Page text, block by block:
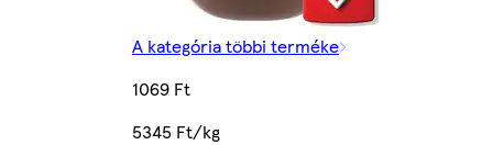
A kategória többi terméke
1069 Ft
5345 Ft/kg